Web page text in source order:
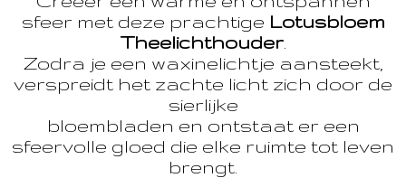
sfeer met deze prachtige Lotusbloem
Theelichthouder.
Zodra je een waxinelichtje aansteekt,
verspreidt het zachte licht zich door de
sierlijke
bloembladen en ontstaat er een
sfeervolle gloed die elke ruimte tot leven
brengt.